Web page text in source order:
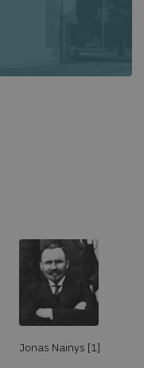
Jonas Nainys [1]